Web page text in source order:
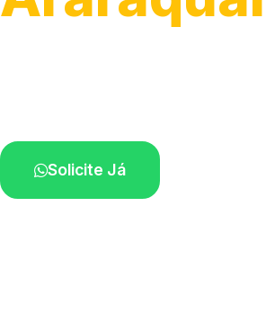
Solicite Já